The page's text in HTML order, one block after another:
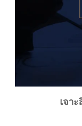
เจา